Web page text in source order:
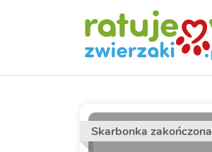
Skarbonka zakończona